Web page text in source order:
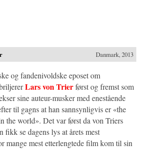
Danmark, 2013
og fandenivoldske eposet om
Lars von Trierførst og fremst som
sine auteur-musker med enestående
til gagns at han sannsynligvis er «the
the world». Det var først da von Triers
fikk se dagens lys at årets mest
mange mest etterlengtede film kom til sin